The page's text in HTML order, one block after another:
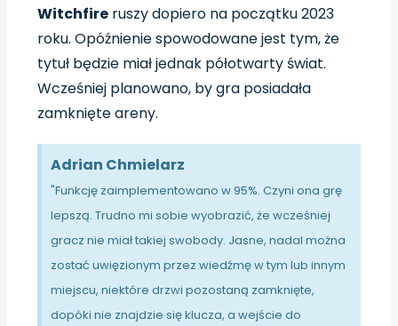
Witchfire ruszy dopiero na początku 2023
roku. Opóźnienie spowodowane jest tym, że
tytuł będzie miał jednak półotwarty świat.
Wcześniej planowano, by gra posiadała
zamknięte areny.
Adrian Chmielarz
"Funkcję zaimplementowano w 95%. Czyni ona grę
lepszą. Trudno mi sobie wyobrazić, że wcześniej
gracz nie miał takiej swobody. Jasne, nadal można
zostać uwięzionym przez wiedźmę w tym lub innym
miejscu, niektóre drzwi pozostaną zamknięte,
dopóki nie znajdzie się klucza, a wejście do